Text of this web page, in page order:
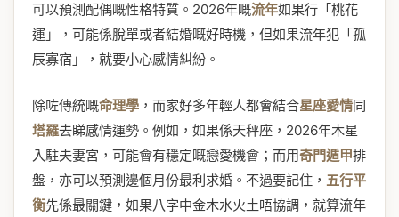
可以預測配偶嘅性格特質。2026年嘅流年如果行「桃花
運」，可能係脫單或者結婚嘅好時機，但如果流年犯「孤
辰寡宿」，就要小心感情糾紛。
除咗傳統嘅命理學 ，而家好多年輕人都會結合星座愛情同
塔羅去睇感情運勢。例如，如果係天秤座，2026年木星
入駐夫妻宮，可能會有穩定嘅戀愛機會；而用奇門遁甲排
盤，亦可以預測邊個月份最利求婚。不過要記住， 五行平
衡先係最關鍵，如果八字中金木水火土唔協調，就算流年